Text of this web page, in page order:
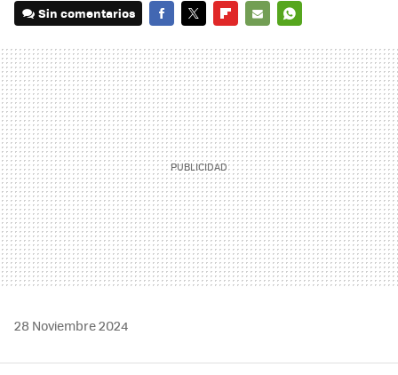
Sin comentarios
MAIL
28 Noviembre 2024